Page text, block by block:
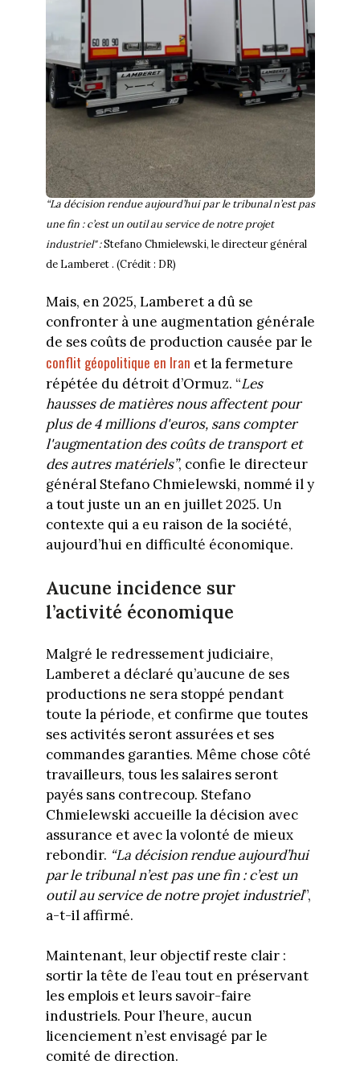
“La décision rendue aujourd’hui par le tribunal n’est pas
une fin : c’est un outil au service de notre projet
industriel" :Stefano Chmielewski, le directeur général
de Lamberet . (Crédit : DR)
Mais, en 2025, Lamberet a dû se
confronter à une augmentation générale
de ses coûts de production causée par le
conflit géopolitique en Iran et la fermeture
répétée du détroit d’Ormuz. “Les
hausses de matières nous affectent pour
plus de 4 millions d'euros, sans compter
l'augmentation des coûts de transport et
des autres matériels”, confie le directeur
général Stefano Chmielewski, nommé il y
a tout juste un an en juillet 2025. Un
contexte qui a eu raison de la société,
aujourd’hui en difficulté économique.
Aucune incidence sur
l’activité économique
Malgré le redressement judiciaire,
Lamberet a déclaré qu’aucune de ses
productions ne sera stoppé pendant
toute la période, et confirme que toutes
ses activités seront assurées et ses
commandes garanties. Même chose côté
travailleurs, tous les salaires seront
payés sans contrecoup. Stefano
Chmielewski accueille la décision avec
assurance et avec la volonté de mieux
rebondir. “La décision rendue aujourd’hui
par le tribunal n’est pas une fin : c’est un
outil au service de notre projet industriel”,
a-t-il affirmé.
Maintenant, leur objectif reste clair :
sortir la tête de l’eau tout en préservant
les emplois et leurs savoir-faire
industriels. Pour l’heure, aucun
licenciement n’est envisagé par le
comité de direction.